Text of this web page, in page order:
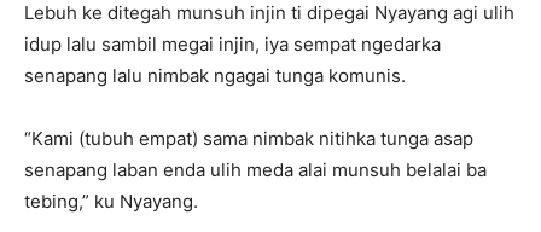
Lebuh ke ditegah munsuh injin ti dipegai Nyayang agi ulih
idup lalu sambil megai injin, iya sempat ngedarka
senapang lalu nimbak ngagai tunga komunis.
“Kami (tubuh empat) sama nimbak nitihka tunga asap
senapang laban enda ulih meda alai munsuh belalai ba
tebing,” ku Nyayang.